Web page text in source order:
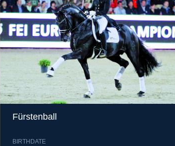
Fürstenball
BIRTHDATE